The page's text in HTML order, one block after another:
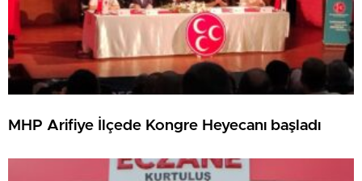
MHP Arifiye İlçede Kongre Heyecanı başladı